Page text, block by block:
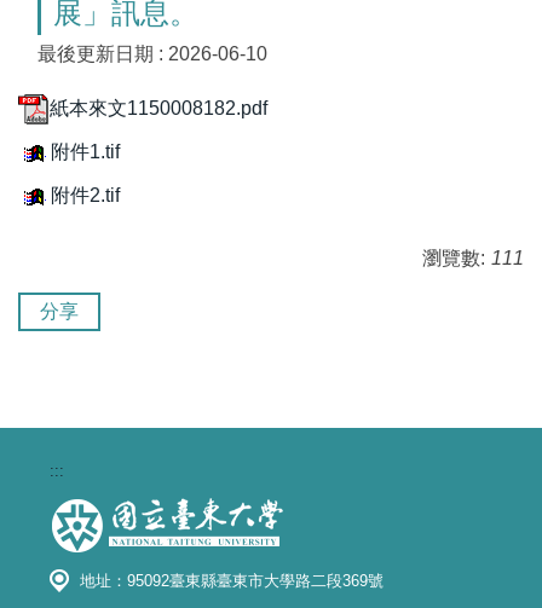
展」訊息。
最後更新日期 : 2026-06-10
紙本來文1150008182.pdf
附件1.tif
附件2.tif
瀏覽數: 111
分享
:::
地址：95092臺東縣臺東市大學路二段369號